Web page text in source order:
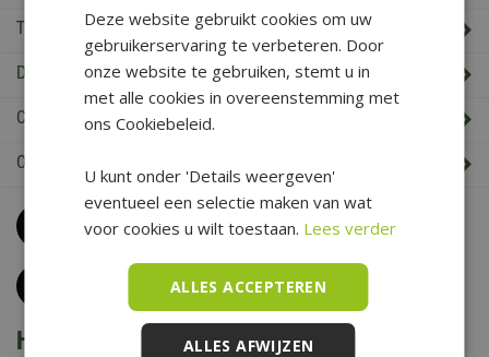
Tuincentrum De Boet
De Boet klantenkaart
Cadeaukaart saldo check
Openingstijden & Contact
Bel0226 352 197
(maandag t/m zaterdag van 09.00 t/m 17.00 uur)
Klantenservice
Het is voorjaar bij De Boet
Deze website gebruikt cookies om uw
gebruikerservaring te verbeteren. Door
onze website te gebruiken, stemt u in
met alle cookies in overeenstemming met
ons Cookiebeleid.
U kunt onder 'Details weergeven'
eventueel een selectie maken van wat
voor cookies u wilt toestaan. Lees verder
ALLES ACCEPTEREN
ALLES AFWIJZEN